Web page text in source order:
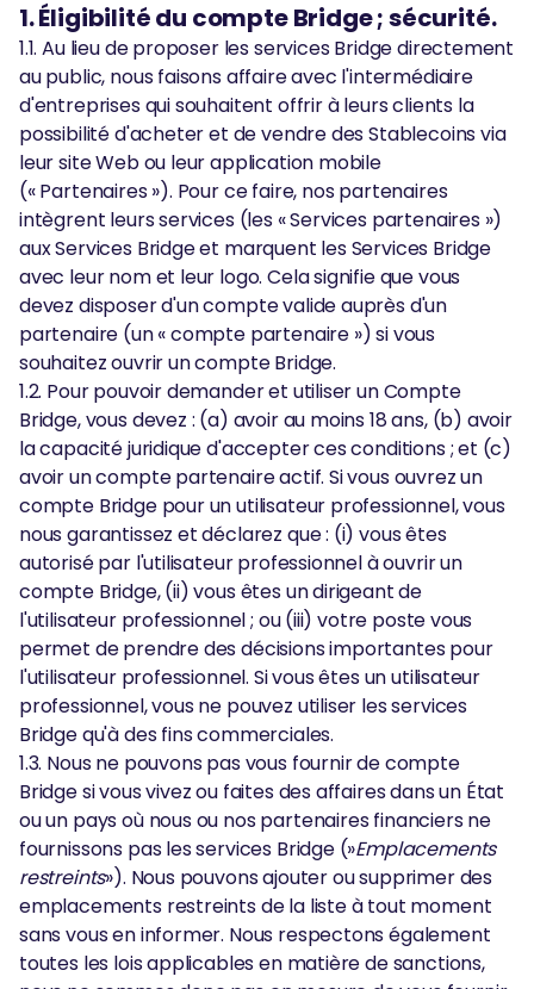
1. Éligibilité du compte Bridge ; sécurité.
1.1. Au lieu de proposer les services Bridge directement
au public, nous faisons affaire avec l'intermédiaire
d'entreprises qui souhaitent offrir à leurs clients la
possibilité d'acheter et de vendre des Stablecoins via
leur site Web ou leur application mobile
(« Partenaires »). Pour ce faire, nos partenaires
intègrent leurs services (les « Services partenaires »)
aux Services Bridge et marquent les Services Bridge
avec leur nom et leur logo. Cela signifie que vous
devez disposer d'un compte valide auprès d'un
partenaire (un « compte partenaire ») si vous
souhaitez ouvrir un compte Bridge.
1.2. Pour pouvoir demander et utiliser un Compte
Bridge, vous devez : (a) avoir au moins 18 ans, (b) avoir
la capacité juridique d'accepter ces conditions ; et (c)
avoir un compte partenaire actif. Si vous ouvrez un
compte Bridge pour un utilisateur professionnel, vous
nous garantissez et déclarez que : (i) vous êtes
autorisé par l'utilisateur professionnel à ouvrir un
compte Bridge, (ii) vous êtes un dirigeant de
l'utilisateur professionnel ; ou (iii) votre poste vous
permet de prendre des décisions importantes pour
l'utilisateur professionnel. Si vous êtes un utilisateur
professionnel, vous ne pouvez utiliser les services
Bridge qu'à des fins commerciales.
1.3. Nous ne pouvons pas vous fournir de compte
Bridge si vous vivez ou faites des affaires dans un État
ou un pays où nous ou nos partenaires financiers ne
fournissons pas les services Bridge (»Emplacements
restreints»). Nous pouvons ajouter ou supprimer des
emplacements restreints de la liste à tout moment
sans vous en informer. Nous respectons également
toutes les lois applicables en matière de sanctions,